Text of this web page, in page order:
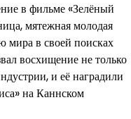
в фильме «Зелёный
мятежная молодая
мира в своей поисках
восхищение не только
и её наградили
на Каннском